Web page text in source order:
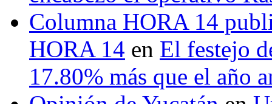
Columna HORA 14
HORA 14 en El festejo
17.80% más que el año